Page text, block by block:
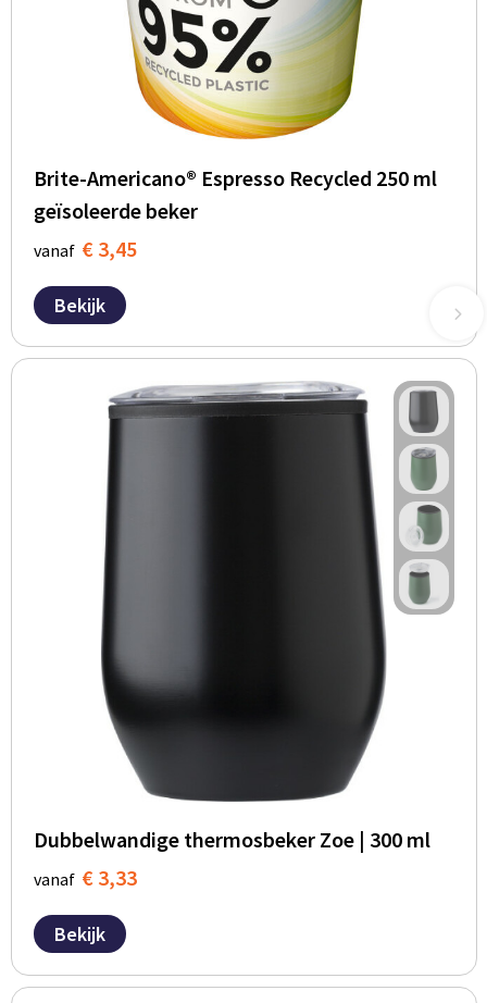
Brite-Americano® Espresso Recycled 250 ml
geïsoleerde beker
vanaf € 3,45
Bekijk
Dubbelwandige thermosbeker Zoe | 300 ml
vanaf € 3,33
Bekijk